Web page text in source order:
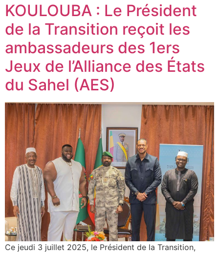
KOULOUBA : Le Président
de la Transition reçoit les
ambassadeurs des 1ers
Jeux de l’Alliance des États
du Sahel (AES)
Ce jeudi 3 juillet 2025, le Président de la Transition,